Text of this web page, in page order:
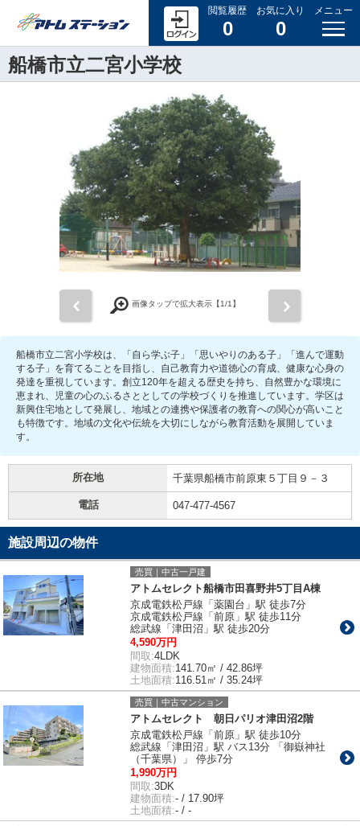
閲覧履歴
0
お気に入り
0
メニュー
船橋市立二宮小学校
画像タップで拡大表示【1/1】
船橋市立二宮小学校は、「自ら学ぶ子」「思いやりのある子」「進んで運動
する子」を育てることを目指し、自己教育力や道徳心の育成、健康な心身の
発達を重視しています。創立120年を超える歴史を持ち、自然豊かな環境に
恵まれ、児童の心のふるさととしての学校づくりを推進しています。学区は
新興住宅地として発展し、地域との連携や保護者の教育への関心が高いこと
も特徴です。地域の文化や伝統を大切にしながら教育活動を展開していま
す。
所在地 千葉県船橋市前原東５丁目９－３
電話 047-477-4567
施設周辺の物件
売買｜中古一戸建
アトムセレクト船橋市田喜野井5丁目A棟
京成電鉄松戸線「薬園台」駅 徒歩7分
京成電鉄松戸線「前原」駅 徒歩11分
総武線「津田沼」駅 徒歩20分
4,590万円
間取:4LDK
建物面積:141.70㎡ / 42.86坪
土地面積:116.51㎡ / 35.24坪
売買｜中古マンション
アトムセレクト 朝日パリオ津田沼2階
京成電鉄松戸線「前原」駅 徒歩10分
総武線「津田沼」駅 バス13分 「御嶽神社
（千葉県）」 停歩7分
1,990万円
間取:3DK
建物面積:- / 17.90坪
土地面積:- / -